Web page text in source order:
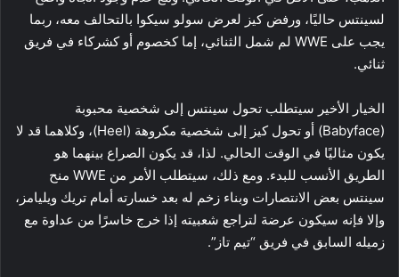
لسينتس حاليًا، ورفض كيز لعرض سولو سيكوا بالتحالف معه، ربما
يجب على WWE لم شمل الثنائي، إما كخصوم أو كشركاء في فريق
ثنائي.
الخيار الأخير سيتطلب تحول سينتس إلى شخصية محبوبة
(Babyface) أو تحول كيز إلى شخصية مكروهة (Heel)، وكلاهما قد لا
يكون مثاليًا في الوقت الحالي. لذا، قد يكون الصراع بينهما هو
الطريق الأنسب للبدء. ومع ذلك، سيتطلب الأمر من WWE منح
سينتس بعض الانتصارات وبناء زخم له بعد خسارته أمام تريك ويليامز،
وإلا فإنه سيكون عرضة لتراجع شعبيته إذا خرج خاسرًا من عداوة مع
زميله السابق في فريق “تيم تاز”.